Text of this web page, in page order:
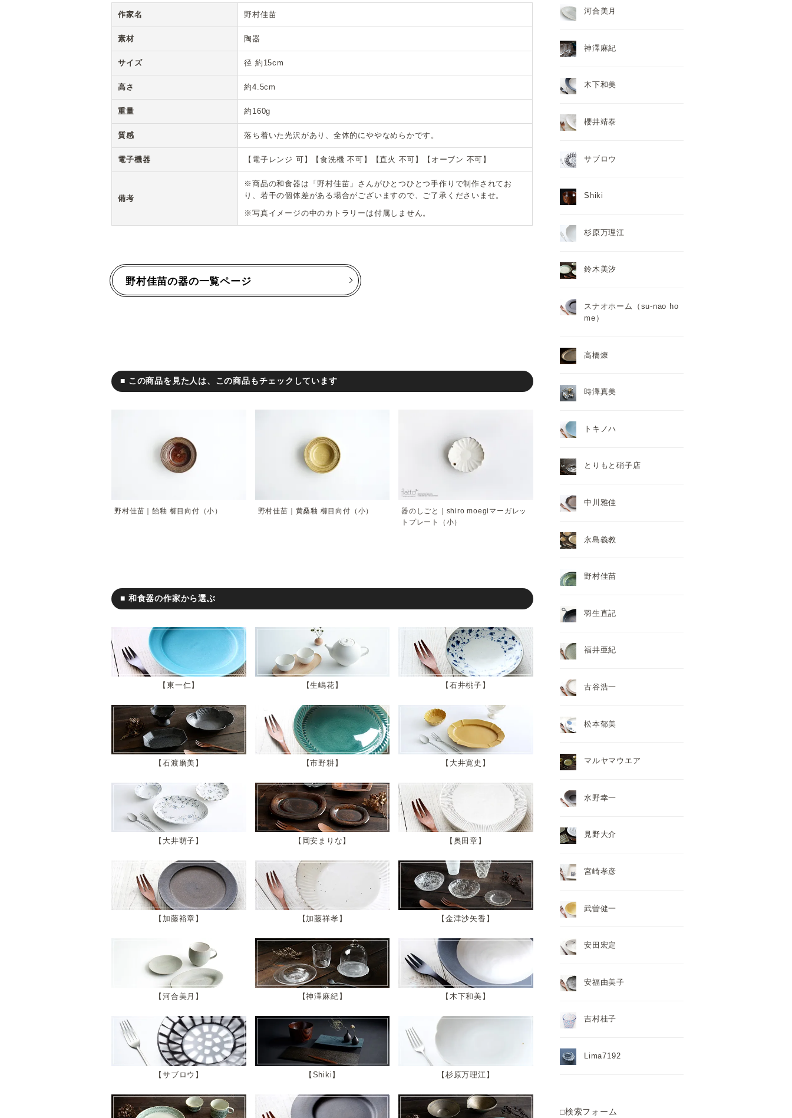
作家名 野村佳苗
素材 陶器
サイズ 径 約15cm
高さ 約4.5cm
重量 約160g
質感 落ち着いた光沢があり、全体的にややなめらかです。
電子機器 【電子レンジ 可】【食洗機 不可】【直火 不可】【オーブン 不可】
備考
※商品の和食器は「野村佳苗」さんがひとつひとつ手作りで制作されてお
り、若干の個体差がある場合がございますので、ご了承くださいませ。
※写真イメージの中のカトラリーは付属しません。
野村佳苗の器の一覧ページ
■ この商品を見た人は、この商品もチェックしています
野村佳苗｜飴釉 櫛目向付（小） 野村佳苗｜黄桑釉 櫛目向付（小）
器のしごと｜shiro moegiマーガレッ
トプレート（小）
■ 和食器の作家から選ぶ
東一仁 生嶋花 石井桃子
石渡磨美 市野耕 大井寛史
大井萌子 岡安まりな 奥田章
加藤裕章 加藤祥孝 金津沙矢香
河合美月 神澤麻紀 木下和美
サブロウ Shiki 杉原万理江
河合美月
神澤麻紀
木下和美
櫻井靖泰
サブロウ
Shiki
杉原万理江
鈴木美汐
スナオホーム（su-nao ho
me）
高橋燎
時澤真美
トキノハ
とりもと硝子店
中川雅佳
永島義教
野村佳苗
羽生直記
福井亜紀
古谷浩一
松本郁美
マルヤマウエア
水野幸一
見野大介
宮崎孝彦
武曽健一
安田宏定
安福由美子
吉村桂子
Lima7192
□検索フォーム